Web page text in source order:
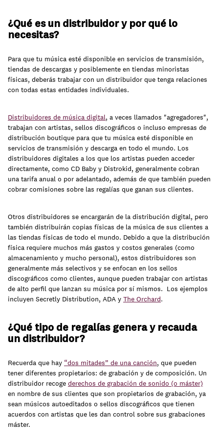
regístrate
¿Qué es un distribuidor y por qué lo
necesitas?
Para que tu música esté disponible en servicios de transmisión,
tiendas de descargas y posiblemente en tiendas minoristas
físicas, deberás trabajar con un distribuidor que tenga relaciones
con todas estas entidades individuales.
Distribuidores de música digital, a veces llamados "agregadores",
trabajan con artistas, sellos discográficos o incluso empresas de
distribución boutique para que tu música esté disponible en
servicios de transmisión y descarga en todo el mundo. Los
distribuidores digitales a los que los artistas pueden acceder
directamente, como CD Baby y Distrokid, generalmente cobran
una tarifa anual o por adelantado, además de que también pueden
cobrar comisiones sobre las regalías que ganan sus clientes.
Otros distribuidores se encargarán de la distribución digital, pero
también distribuirán copias físicas de la música de sus clientes a
las tiendas físicas de todo el mundo. Debido a que la distribución
física requiere muchos más gastos y costos generales (como
almacenamiento y mucho personal), estos distribuidores son
generalmente más selectivos y se enfocan en los sellos
discográficos como clientes, aunque pueden trabajar con artistas
de alto perfil que lanzan su música por sí mismos. Los ejemplos
incluyen Secretly Distribution, ADA y The Orchard.
¿Qué tipo de regalías genera y recauda
un distribuidor?
Recuerda que hay “dos mitades” de una canción, que pueden
tener diferentes propietarios: de grabación y de composición. Un
distribuidor recoge derechos de grabación de sonido (o máster)
en nombre de sus clientes que son propietarios de grabación, ya
sean músicos autoeditados o sellos discográficos que tienen
acuerdos con artistas que les dan control sobre sus grabaciones
máster.